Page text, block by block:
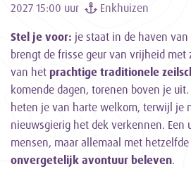
2027 15:00 uur
Enkhuizen
Stel je voor: je staat in de haven
brengt de frisse geur van vrijheid met
van het prachtige traditionele
komende dagen, torenen boven je
heten je van harte welkom, terwijl je
nieuwsgierig het dek verkennen. Een
mensen, maar allemaal met hetzelfde
onvergetelijk avontuur beleven.